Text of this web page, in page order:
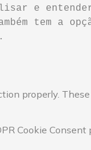
e
tem a
properly.
Cookie